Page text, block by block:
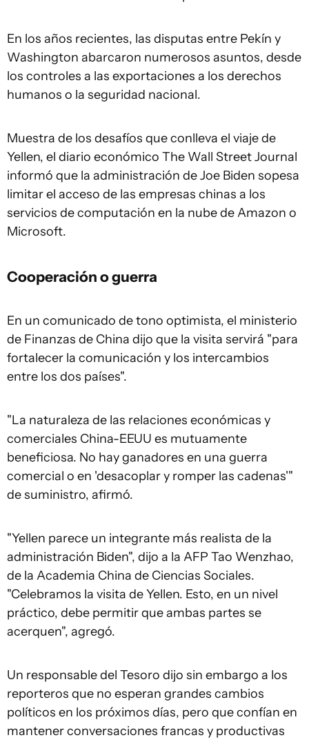
En los años recientes, las disputas entre Pekín y
Washington abarcaron numerosos asuntos, desde
los controles a las exportaciones a los derechos
humanos o la seguridad nacional.
Muestra de los desafíos que conlleva el viaje de
Yellen, el diario económico The Wall Street Journal
informó que la administración de Joe Biden sopesa
limitar el acceso de las empresas chinas a los
servicios de computación en la nube de Amazon o
Microsoft.
Cooperación o guerra
En un comunicado de tono optimista, el ministerio
de Finanzas de China dijo que la visita servirá "para
fortalecer la comunicación y los intercambios
entre los dos países".
"La naturaleza de las relaciones económicas y
comerciales China-EEUU es mutuamente
beneficiosa. No hay ganadores en una guerra
comercial o en 'desacoplar y romper las cadenas'"
de suministro, afirmó.
"Yellen parece un integrante más realista de la
administración Biden", dijo a la AFP Tao Wenzhao,
de la Academia China de Ciencias Sociales.
"Celebramos la visita de Yellen. Esto, en un nivel
práctico, debe permitir que ambas partes se
acerquen", agregó.
Un responsable del Tesoro dijo sin embargo a los
reporteros que no esperan grandes cambios
políticos en los próximos días, pero que confían en
mantener conversaciones francas y productivas